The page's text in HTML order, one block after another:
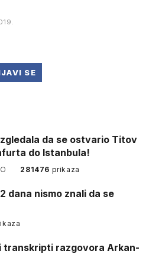
SE
da se ostvario Titov
do Istanbula!
281476 prikaza
dana nismo znali da se
transkripti razgovora Arkan-